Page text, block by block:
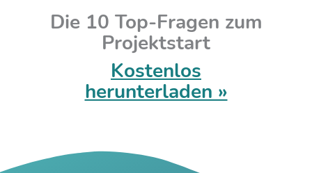
Die 10 Top-Fragen zum
Projektstart
Kostenlos
herunterladen »